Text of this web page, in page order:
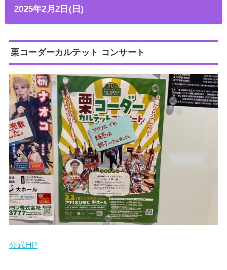
2025年2月2日(日)
栗コーダーカルテット コンサート
公式HP